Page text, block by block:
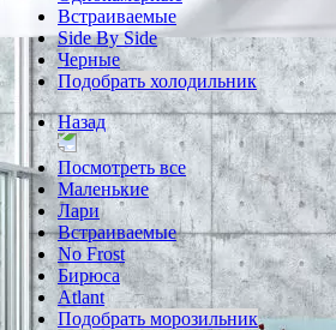
Встраиваемые
Side By Side
Черные
Подобрать холодильник
Назад
Посмотреть все
Маленькие
Лари
Встраиваемые
No Frost
Бирюса
Atlant
Подобрать морозильник